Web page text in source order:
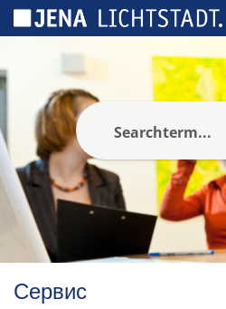
Сервис
Панель управления cookies